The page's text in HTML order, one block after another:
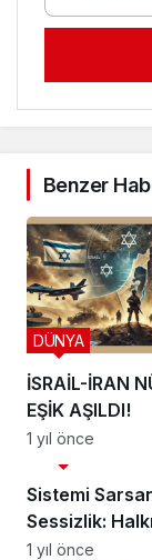
Benzer
İSRAİL-İRAN
EŞİK AŞILDI!
DÜNYA
1 yıl önce
Sistemi
Sessizlik:
Geri Sayımda
SİYASET
1 yıl önce